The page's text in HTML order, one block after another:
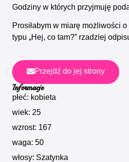
Godziny w których przyjmuję
Prosiłabym w miarę możliwości
typu „Hej, co tam?” rzadziej
Przejdź do jej strony
Informacje
płeć: kobieta
wiek: 25
wzrost: 167
waga: 50
włosy: Szatynka